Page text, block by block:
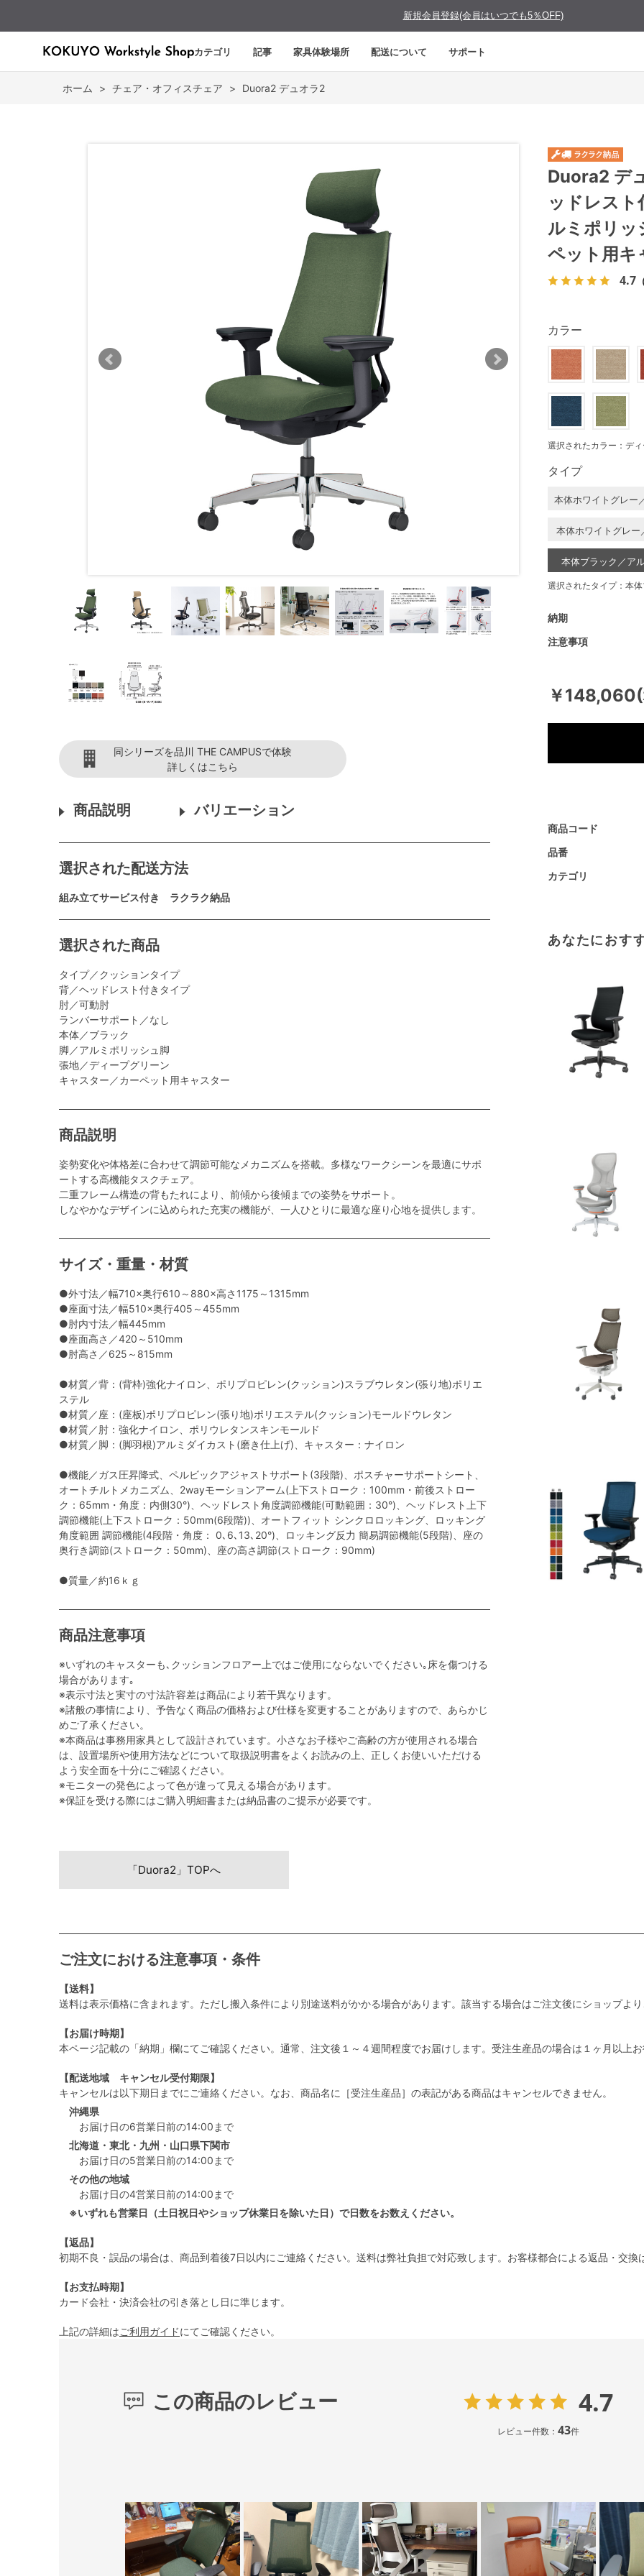
新規会員登録(会員はいつでも5％OFF)
カテゴリ 記事 家具体験場所 配送について サポート
ホーム > チェア・オフィスチェア > Duora2 デュオラ2
同シリーズを品川 THE CAMPUSで体験
詳しくはこちら
商品説明 バリエーション
選択された配送方法
組み立てサービス付き ラクラク納品
選択された商品
タイプ／クッションタイプ
背／ヘッドレスト付きタイプ
肘／可動肘
ランバーサポート／なし
本体／ブラック
脚／アルミポリッシュ脚
張地／ディープグリーン
キャスター／カーペット用キャスター
商品説明
姿勢変化や体格差に合わせて調節可能なメカニズムを搭載。多様なワークシーンを最適にサポ
ートする高機能タスクチェア。
二重フレーム構造の背もたれにより、前傾から後傾までの姿勢をサポート。
しなやかなデザインに込められた充実の機能が、一人ひとりに最適な座り心地を提供します。
サイズ・重量・材質
●外寸法／幅710×奥行610～880×高さ1175～1315mm
●座面寸法／幅510×奥行405～455mm
●肘内寸法／幅445mm
●座面高さ／420～510mm
●肘高さ／625～815mm
●材質／背：(背枠)強化ナイロン、ポリプロピレン(クッション)スラブウレタン(張り地)ポリエ
ステル
●材質／座：(座板)ポリプロピレン(張り地)ポリエステル(クッション)モールドウレタン
●材質／肘：強化ナイロン、ポリウレタンスキンモールド
●材質／脚：(脚羽根)アルミダイカスト(磨き仕上げ)、キャスター：ナイロン
●機能／ガス圧昇降式、ペルビックアジャストサポート(3段階)、ポスチャーサポートシート、
オートチルトメカニズム、2wayモーションアーム(上下ストローク：100mm・前後ストロー
ク：65mm・角度：内側30°)、ヘッドレスト角度調節機能(可動範囲：30°)、ヘッドレスト上下
調節機能(上下ストローク：50mm(6段階))、オートフィット シンクロロッキング、ロッキング
角度範囲 調節機能(4段階・角度： 0､6､13､20°)、ロッキング反力 簡易調節機能(5段階)、座の
奥行き調節(ストローク：50mm)、座の高さ調節(ストローク：90mm)
●質量／約16ｋｇ
商品注意事項
※いずれのキャスターも､クッションフロアー上ではご使用にならないでください｡床を傷つける
場合があります｡
※表示寸法と実寸の寸法許容差は商品により若干異なります。
※諸般の事情により、予告なく商品の価格および仕様を変更することがありますので、あらかじ
めご了承ください。
※本商品は事務用家具として設計されています。小さなお子様やご高齢の方が使用される場合
は、設置場所や使用方法などについて取扱説明書をよくお読みの上、正しくお使いいただける
よう安全面を十分にご確認ください。
※モニターの発色によって色が違って見える場合があります。
※保証を受ける際にはご購入明細書または納品書のご提示が必要です。
Duora2 デ
ッドレスト
ルミポリッ
ペット用キ
4.7
￥
商品コード
品番
カテゴリ
注意事項
納期
カラー
選択されたカラー：デ
タイプ
本体ホワイトグレー
本体ホワイトグレー
本体ブラック／ア
選択されたタイプ：本
あなたにおす
「Duora2」TOPへ
ご注文における注意事項・条件
【送料】
送料は表示価格に含まれます。ただし搬入条件により別途送料がかかる場合があります。該当する場合はご注文後にショップより
【お届け時期】
本ページ記載の「納期」欄にてご確認ください。通常、注文後１～４週間程度でお届けします。受注生産品の場合は１ヶ月以上お
【配送地域 キャンセル受付期限】
キャンセルは以下期日までにご連絡ください。なお、商品名に［受注生産品］の表記がある商品はキャンセルできません。
沖縄県
お届け日の6営業日前の14:00まで
北海道・東北・九州・山口県下関市
お届け日の5営業日前の14:00まで
その他の地域
お届け日の4営業日前の14:00まで
※いずれも営業日（土日祝日やショップ休業日を除いた日）で日数をお数えください。
【返品】
初期不良・誤品の場合は、商品到着後7日以内にご連絡ください。送料は弊社負担で対応致します。お客様都合による返品・交換
【お支払時期】
カード会社・決済会社の引き落とし日に準じます。
上記の詳細はご利用ガイドにてご確認ください。
この商品のレビュー 4.7
レビュー件数： 43件